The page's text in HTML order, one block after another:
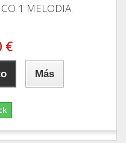
1 MELODIA.
€
Más